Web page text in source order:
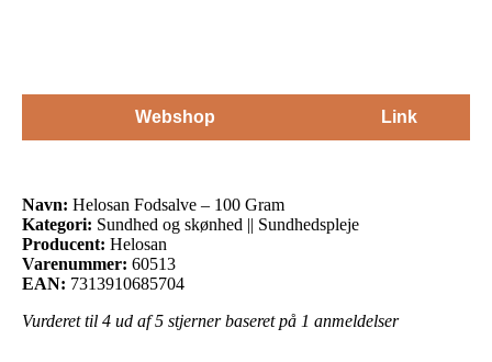
Webshop Link
Navn: Helosan Fodsalve – 100 Gram
Kategori: Sundhed og skønhed || Sundhedspleje
Producent: Helosan
Varenummer: 60513
EAN: 7313910685704
Vurderet til 4 ud af 5 stjerner baseret på 1 anmeldelser